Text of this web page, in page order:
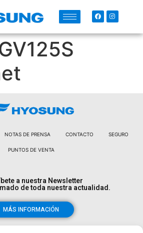
NOTAS DE PRENSA CONTACTO SEGURO
PUNTOS DE VENTA
a nuestra Newsletter
de toda nuestra actualidad.
MÁS INFORMACIÓN